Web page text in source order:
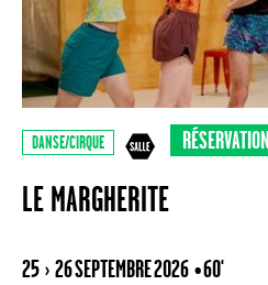
DANSE/CIRQUE RÉSERVATION
LE MARGHERITE
25 › 26 SEPTEMBRE 2026 • 60'